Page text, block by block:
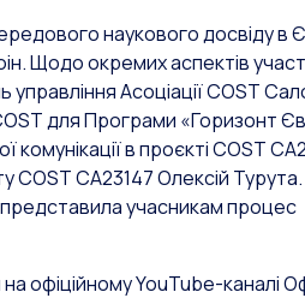
наукового досвіду в
Щодо окремих аспектів
управління Асоціації COST
для Програми «Горизонт
в проєкті COST
CA23147 Олексій Турута.
учасникам процес
офіційному YouTube-каналі